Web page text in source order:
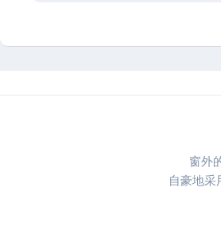
窗外
自豪地采